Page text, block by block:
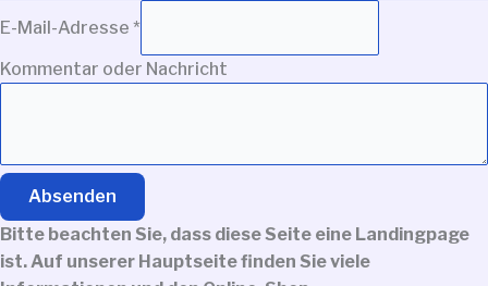
E-Mail-Adresse *
Kommentar oder Nachricht
Absenden
Bitte beachten Sie, dass diese Seite eine Landingpage
ist. Auf unserer Hauptseite finden Sie viele